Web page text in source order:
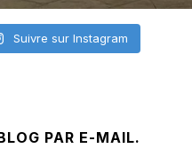
Suivre sur Instagram
PAR E-MAIL.